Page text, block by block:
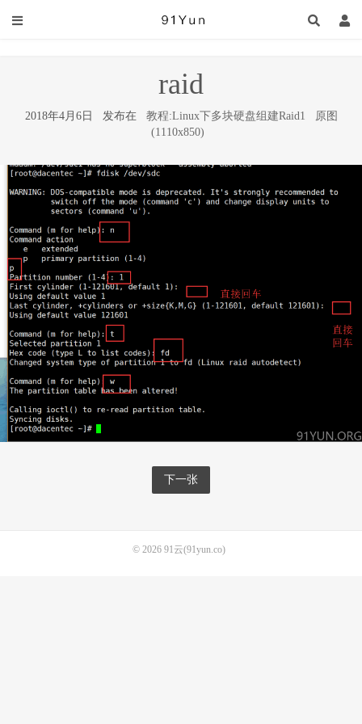
raid
2018年4月6日 发布在 教程:Linux下多块硬盘组建Raid1
原图
(1110x850)
下一张
© 2026 91云(91yun.co)